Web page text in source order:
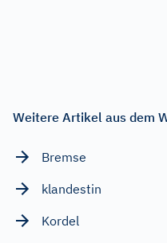
Weitere Artikel aus dem
Bremse
klandestin
Kordel